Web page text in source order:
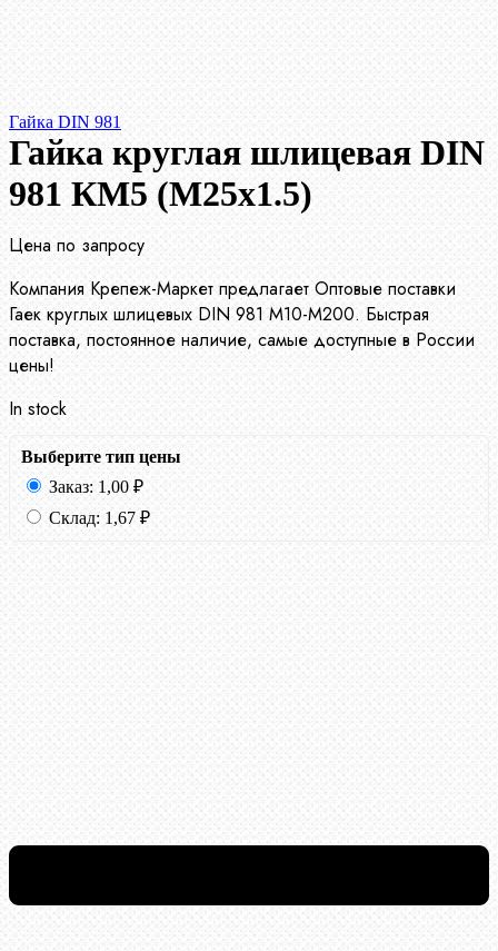
Гайка DIN 981
Гайка круглая шлицевая DIN
981 КМ5 (М25х1.5)
Цена по запросу
Компания Крепеж-Маркет предлагает Оптовые поставки
Гаек круглых шлицевых DIN 981 М10-М200. Быстрая
поставка, постоянное наличие, самые доступные в России
цены!
In stock
Выберите тип цены
Заказ: 1,00 ₽
Склад: 1,67 ₽